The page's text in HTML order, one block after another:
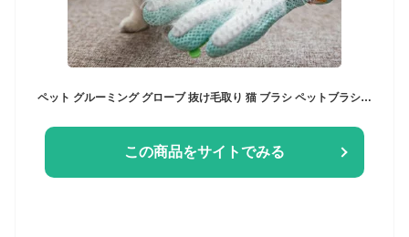
ペット グルーミング グローブ 抜け毛取り 猫 ブラシ ペットブラシ 右手用 抜け毛 猫用 犬用 ブラッシング 手袋 シリコン製 入浴 ブラシ トゲトゲ 撫で撫で マッサージ スキンシップ シャンプー 泡立て 可愛い
この商品をサイトでみる